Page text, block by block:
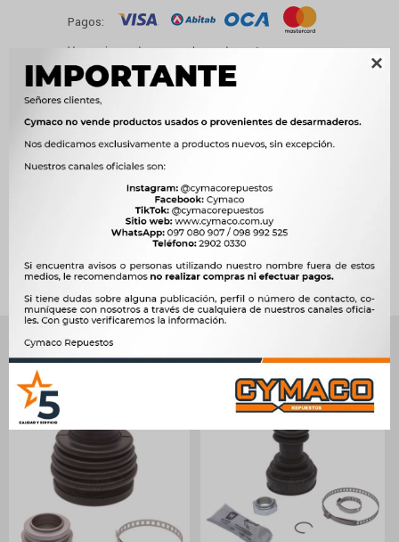

Pagos:
Ver opciones de pago y planes de cuotas
Métodos y costos de envío

Ver mas productos de la marca Griffo
Productos que te pueden interesar